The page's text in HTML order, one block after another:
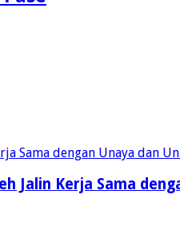
Jalin Kerja Sama